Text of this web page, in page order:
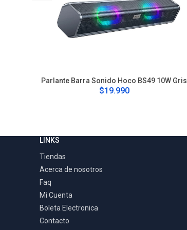
Parlante Barra Sonido Hoco BS49 10W Gris
$19.990
LINKS
Tiendas
Acerca de nosotros
Faq
Mi Cuenta
Boleta Electronica
Contacto